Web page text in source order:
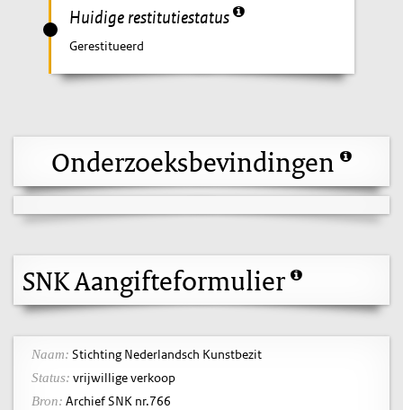
Huidige restitutiestatus
Gerestitueerd
Onderzoeksbevindingen
SNK Aangifteformulier
Naam: Stichting Nederlandsch Kunstbezit
Status: vrijwillige verkoop
Bron: Archief SNK nr.766